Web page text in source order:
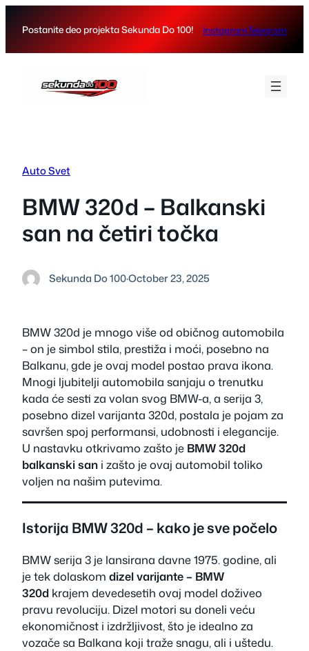
Postanite deo projekta Sekunda Do 100! InstagramTelegram
Auto Svet
BMW 320d – Balkanski
san na četiri točka
Sekunda Do 100·October 23, 2025
BMW 320d je mnogo više od običnog automobila
– on je simbol stila, prestiža i moći, posebno na
Balkanu, gde je ovaj model postao prava ikona.
Mnogi ljubitelji automobila sanjaju o trenutku
kada će sesti za volan svog BMW-a, a serija 3,
posebno dizel varijanta 320d, postala je pojam za
savršen spoj performansi, udobnosti i elegancije.
U nastavku otkrivamo zašto je BMW 320d
balkanski san i zašto je ovaj automobil toliko
voljen na našim putevima.
Istorija BMW 320d – kako je sve počelo
BMW serija 3 je lansirana davne 1975. godine, ali
je tek dolaskom dizel varijante – BMW
320d krajem devedesetih ovaj model doživeo
pravu revoluciju. Dizel motori su doneli veću
ekonomičnost i izdržljivost, što je idealno za
vozače sa Balkana koji traže snagu, ali i uštedu.